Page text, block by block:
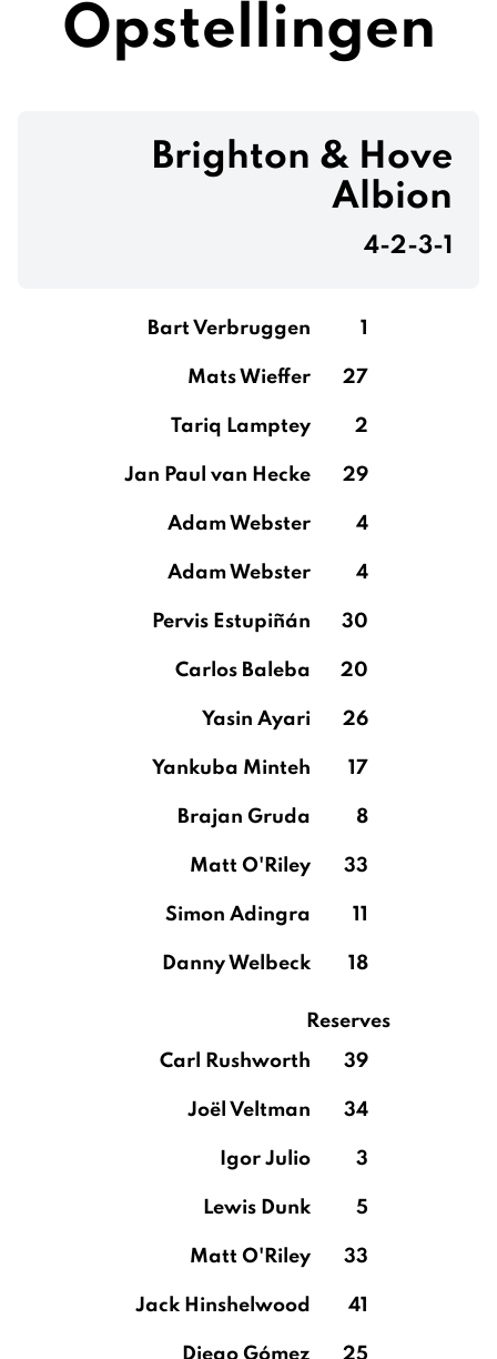
Opstellingen
Brighton & Hove
Albion
4-2-3-1
Bart Verbruggen 1
Mats Wieffer 27
Tariq Lamptey 2
Jan Paul van Hecke 29
Adam Webster 4
Adam Webster 4
Pervis Estupiñán 30
Carlos Baleba 20
Yasin Ayari 26
Yankuba Minteh 17
Brajan Gruda 8
Matt O'Riley 33
Simon Adingra 11
Danny Welbeck 18
Reserves
Carl Rushworth
39
Joël Veltman 34
Igor Julio 3
Lewis Dunk 5
Matt O'Riley 33
Jack Hinshelwood 41
Diego Gómez 25